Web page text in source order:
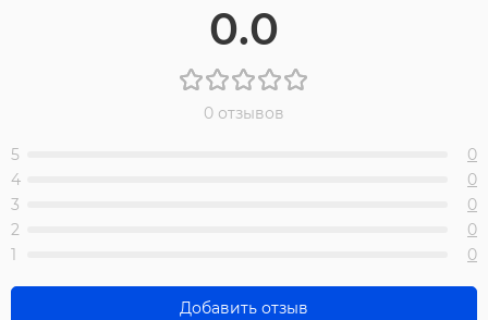
0.0
0 отзывов
5
0
4
0
3
0
2
0
1
0
Добавить отзыв